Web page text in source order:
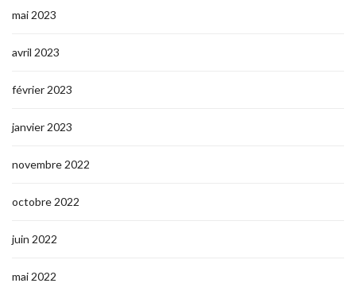
mai 2023
avril 2023
février 2023
janvier 2023
novembre 2022
octobre 2022
juin 2022
mai 2022